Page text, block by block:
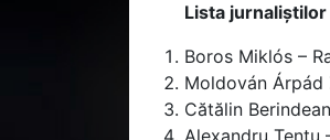
Lista
Boros Miklós –
Moldován Árpád
Cătălin